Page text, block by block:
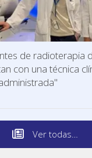
de radioterapia
con una técnica
Ver todas…